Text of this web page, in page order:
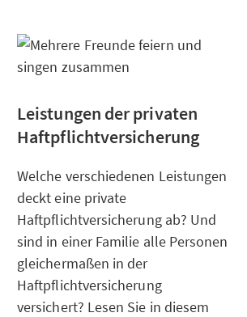
Leistungen der privaten
Haftpflichtversicherung
Welche verschiedenen Leistungen
deckt eine private
Haftpflichtversicherung ab? Und
sind in einer Familie alle Personen
gleichermaßen in der
Haftpflichtversicherung
versichert? Lesen Sie in diesem